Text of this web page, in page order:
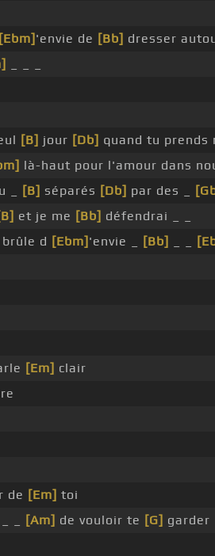
[Ebm] 'envie de [Bb] dresser
[B] jour [Db] quand tu prends
là-haut pour l'amour dans
_ [B] séparés [Db] par des _
et je me [Bb] défendrai _ _
d [Ebm] 'envie _ [Bb]
[Em] clair
de [Em] toi
_ [Am] de vouloir te [G] garder